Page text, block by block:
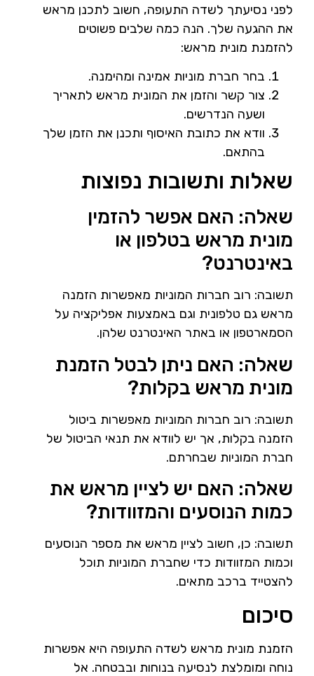
לפני נסיעתך לשדה התעופה, חשוב לתכנן מראש
את ההגעה שלך. הנה כמה שלבים פשוטים
להזמנת מונית מראש:
בחר חברת מוניות אמינה ומהימנה.
צור קשר והזמן את המונית מראש לתאריך
ושעה הנדרשים.
וודא את כתובת האיסוף ותכנן את הזמן שלך
בהתאם.
שאלות ותשובות נפוצות
שאלה: האם אפשר להזמין
מונית מראש בטלפון או
באינטרנט?
תשובה: רוב חברות המוניות מאפשרות הזמנה
מראש גם טלפונית וגם באמצעות אפליקציה על
הסמארטפון או באתר האינטרנט שלהן.
שאלה: האם ניתן לבטל הזמנת
מונית מראש בקלות?
תשובה: רוב חברות המוניות מאפשרות ביטול
הזמנה בקלות, אך יש לוודא את תנאי הביטול של
חברת המוניות שבחרתם.
שאלה: האם יש לציין מראש את
כמות הנוסעים והמזוודות?
תשובה: כן, חשוב לציין מראש את מספר הנוסעים
וכמות המזוודות כדי שחברת המוניות תוכל
להצטייד ברכב מתאים.
סיכום
הזמנת מונית מראש לשדה התעופה היא אפשרות
נוחה ומומלצת לנסיעה בנוחות ובבטחה. אל